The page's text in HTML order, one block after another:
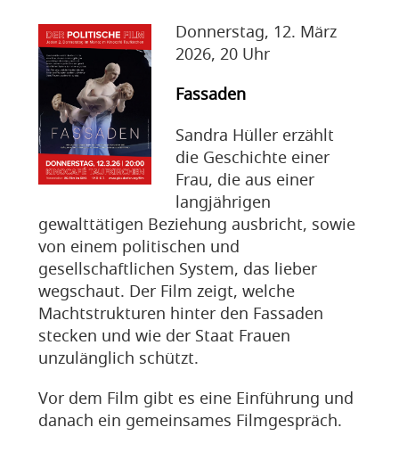
Donnerstag, 12. März
2026, 20 Uhr
Fassaden
Sandra Hüller erzählt
die Geschichte einer
Frau, die aus einer
langjährigen
gewalttätigen Beziehung ausbricht, sowie
von einem politischen und
gesellschaftlichen System, das lieber
wegschaut. Der Film zeigt, welche
Machtstrukturen hinter den Fassaden
stecken und wie der Staat Frauen
unzulänglich schützt.
Vor dem Film gibt es eine Einführung und
danach ein gemeinsames Filmgespräch.